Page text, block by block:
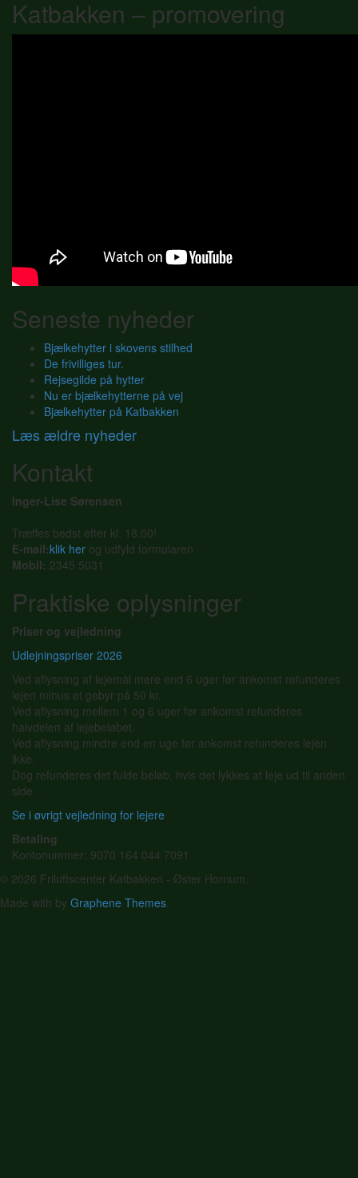
Katbakken – promovering
Seneste nyheder
Bjælkehytter i skovens stilhed
De frivilliges tur.
Rejsegilde på hytter
Nu er bjælkehytterne på vej
Bjælkehytter på Katbakken
Læs ældre nyheder
Kontakt
Inger-Lise Sørensen
Træffes bedst efter kl. 18.00!
E-mail:klik her og udfyld formularen
Mobil: 2345 5031
Praktiske oplysninger
Priser og vejledning
Udlejningspriser 2026
Ved aflysning af lejemål mere end 6 uger før ankomst refunderes
lejen minus et gebyr på 50 kr.
Ved aflysning mellem 1 og 6 uger før ankomst refunderes
halvdelen af lejebeløbet.
Ved aflysning mindre end en uge før ankomst refunderes lejen
ikke.
Dog refunderes det fulde beløb, hvis det lykkes at leje ud til anden
side.
Se i øvrigt vejledning for lejere
Betaling
Kontonummer: 9070 164 044 7091
© 2026 Friluftscenter Katbakken - Øster Hornum.
Made with by Graphene Themes.